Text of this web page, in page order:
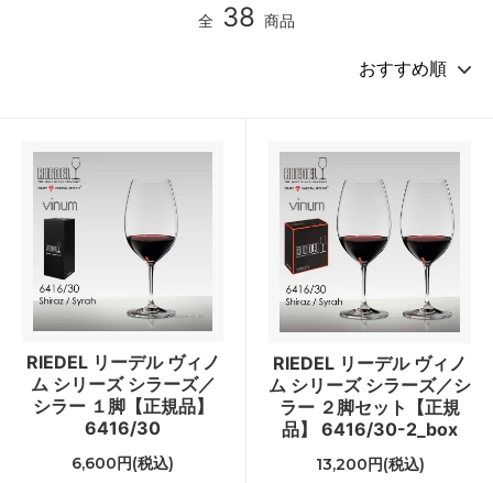
全 38 商品
RIEDEL リーデル ヴィノ
ム シリーズ シラーズ／
シラー １脚【正規品】
6416/30
6,600円(税込)
RIEDEL リーデル ヴィノ
ム シリーズ シラーズ／シ
ラー ２脚セット【正規
品】 6416/30-2_box
13,200円(税込)